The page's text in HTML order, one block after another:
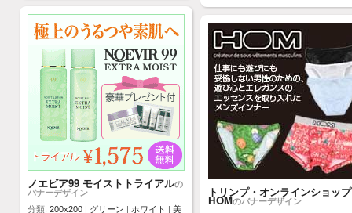
ノエビア99 モイストトライアルの
バナーデザイン
分類: 200x200 グリーン ホワイト
美
トリンプ・オンラインショップ
HOMのバナーデザイン